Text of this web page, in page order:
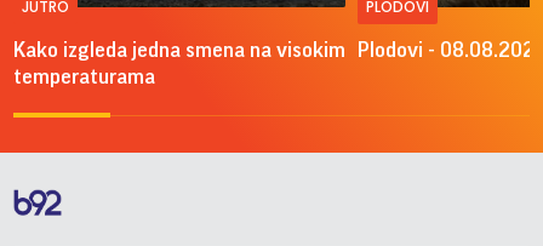
JUTRO
Kako izgleda jedna smena na visokim
temperaturama
PLODOVI
Plodovi -